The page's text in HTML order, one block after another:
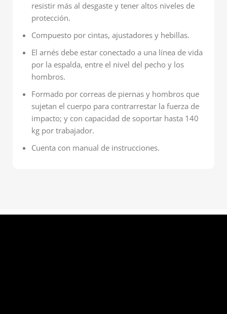
resistir más al desgaste y tener altos niveles de
protección.
Compuesto por cintas, ajustadores y hebillas.
El arnés debe estar conectado a una línea de vida
por la espalda, entre el nivel del pecho y los
hombros.
Formado por correas de piernas y hombros que
sujetan el cuerpo para contrarrestar la fuerza de
impacto; y con capacidad de soportar hasta 140
kg por trabajador.
Cuenta con manual de instrucciones.